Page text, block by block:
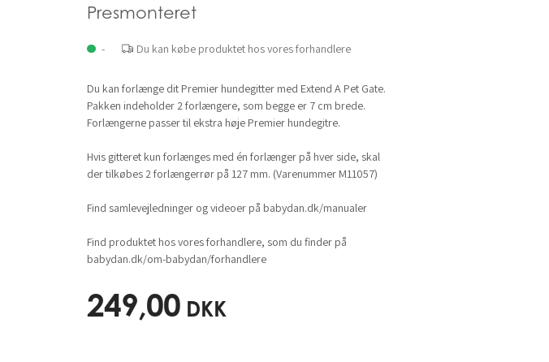
Presmonteret
- Du kan købe produktet hos vores forhandlere
Du kan forlænge dit Premier hundegitter med Extend A Pet Gate.
Pakken indeholder 2 forlængere, som begge er 7 cm brede.
Forlængerne passer til ekstra høje Premier hundegitre.
Hvis gitteret kun forlænges med én forlænger på hver side, skal
der tilkøbes 2 forlængerrør på 127 mm. (Varenummer M11057)
Find samlevejledninger og videoer på babydan.dk/manualer
Find produktet hos vores forhandlere, som du finder på
babydan.dk/om-babydan/forhandlere
249,00 DKK